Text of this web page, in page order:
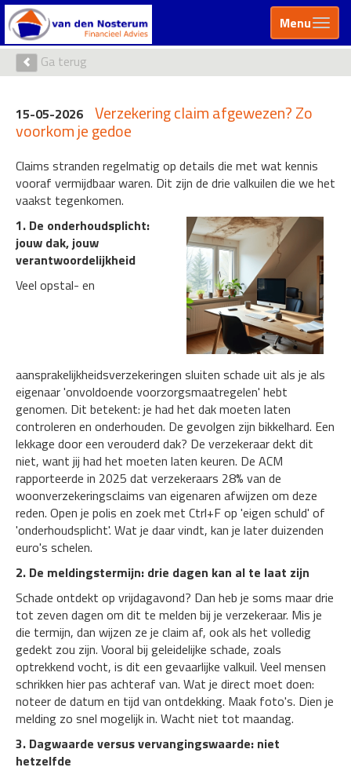
Menu
Ga terug
15-05-2026 Verzekering claim afgewezen? Zo
voorkom je gedoe
Claims stranden regelmatig op details die met wat kennis
vooraf vermijdbaar waren. Dit zijn de drie valkuilen die we het
vaakst tegenkomen.
1. De onderhoudsplicht:
jouw dak, jouw
verantwoordelijkheid
Veel opstal- en
aansprakelijkheidsverzekeringen sluiten schade uit als je als
eigenaar 'onvoldoende voorzorgsmaatregelen' hebt
genomen. Dit betekent: je had het dak moeten laten
controleren en onderhouden. De gevolgen zijn bikkelhard. Een
lekkage door een verouderd dak? De verzekeraar dekt dit
niet, want jij had het moeten laten keuren. De ACM
rapporteerde in 2025 dat verzekeraars 28% van de
woonverzekeringsclaims van eigenaren afwijzen om deze
reden. Open je polis en zoek met Ctrl+F op 'eigen schuld' of
'onderhoudsplicht'. Wat je daar vindt, kan je later duizenden
euro's schelen.
2. De meldingstermijn: drie dagen kan al te laat zijn
Schade ontdekt op vrijdagavond? Dan heb je soms maar drie
tot zeven dagen om dit te melden bij je verzekeraar. Mis je
die termijn, dan wijzen ze je claim af, ook als het volledig
gedekt zou zijn. Vooral bij geleidelijke schade, zoals
optrekkend vocht, is dit een gevaarlijke valkuil. Veel mensen
schrikken hier pas achteraf van. Wat je direct moet doen:
noteer de datum en tijd van ontdekking. Maak foto's. Dien je
melding zo snel mogelijk in. Wacht niet tot maandag.
3. Dagwaarde versus vervangingswaarde: niet
hetzelfde